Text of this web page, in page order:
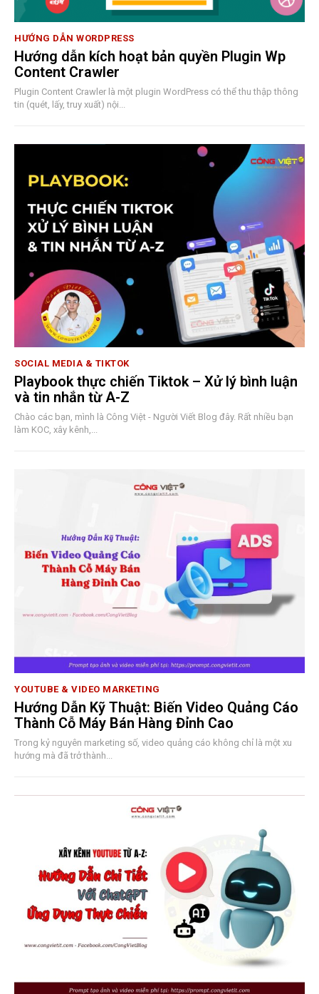
HƯỚNG DẪN WORDPRESS
Hướng dẫn kích hoạt bản quyền Plugin Wp
Content Crawler
Plugin Content Crawler là một plugin WordPress có thể thu thập thông
tin (quét, lấy, truy xuất) nội...
SOCIAL MEDIA & TIKTOK
Playbook thực chiến Tiktok – Xử lý bình luận
và tin nhắn từ A-Z
Chào các bạn, mình là Công Việt - Người Viết Blog đây. Rất nhiều bạn
làm KOC, xây kênh,...
YOUTUBE & VIDEO MARKETING
Hướng Dẫn Kỹ Thuật: Biến Video Quảng Cáo
Thành Cỗ Máy Bán Hàng Đỉnh Cao
Trong kỷ nguyên marketing số, video quảng cáo không chỉ là một xu
hướng mà đã trở thành...